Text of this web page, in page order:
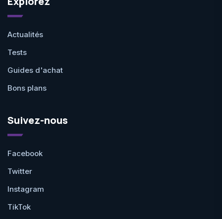
Actualités
Tests
Guides d'achat
Bons plans
Suivez-nous
Facebook
Twitter
Instagram
TikTok